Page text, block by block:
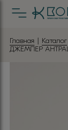
Главная | Каталог
ДЖЕМПЕР